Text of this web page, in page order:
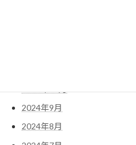
2024年9月
2024年8月